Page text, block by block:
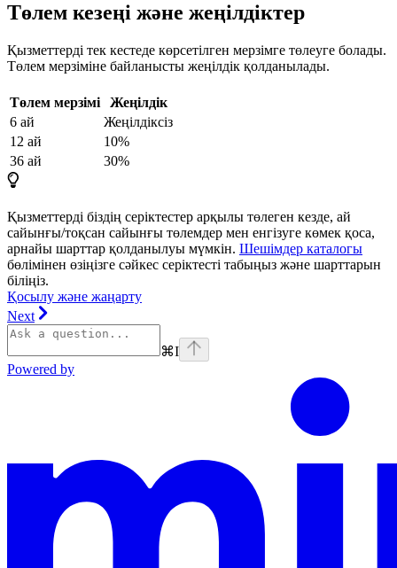
Төлем кезеңі және жеңілдіктер
Қызметтерді тек кестеде көрсетілген мерзімге төлеуге болады.
Төлем мерзіміне байланысты жеңілдік қолданылады.
Төлем мерзімі
Жеңілдік
6 ай
Жеңілдіксіз
12 ай
10%
36 ай
30%
Қызметтерді біздің серіктестер арқылы төлеген кезде, ай
сайынғы/тоқсан сайынғы төлемдер мен енгізуге көмек қоса,
арнайы шарттар қолданылуы мүмкін. Шешімдер каталогы
бөлімінен өзіңізге сәйкес серіктесті табыңыз және шарттарын
біліңіз.
Қосылу және жаңарту
Next
⌘I
Powered by